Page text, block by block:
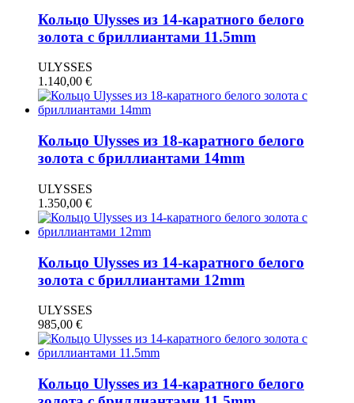
Кольцо Ulysses из 14-каратного белого
золота с бриллиантами 11.5mm
ULYSSES
1.140,00 €
Кольцо Ulysses из 18-каратного белого
золота с бриллиантами 14mm
ULYSSES
1.350,00 €
Кольцо Ulysses из 14-каратного белого
золота с бриллиантами 12mm
ULYSSES
985,00 €
Кольцо Ulysses из 14-каратного белого